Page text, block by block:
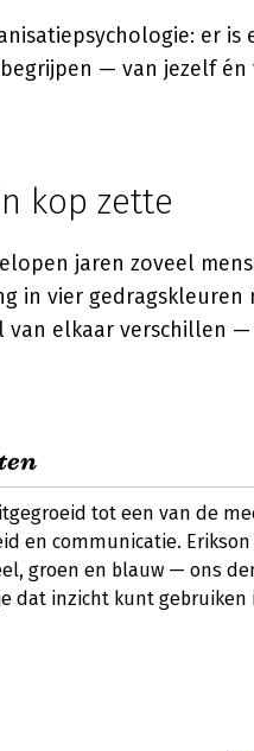
er is
— van jezelf én
kop zette
jaren zoveel
in vier gedragskleuren
van elkaar verschillen
tot een van de
en communicatie.
groen en blauw — ons
dat inzicht kunt gebruiken